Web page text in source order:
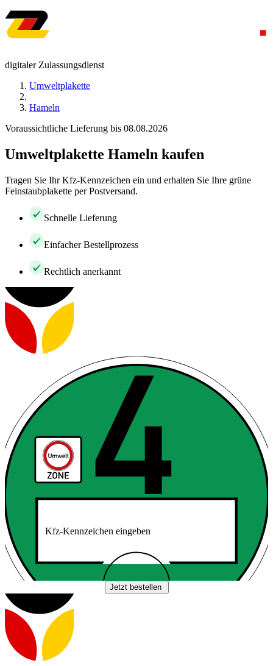
digitaler Zulassungsdienst
Umweltplakette
Hameln
Voraussichtliche Lieferung bis 08.08.2026
Umweltplakette Hameln kaufen
Tragen Sie Ihr Kfz-Kennzeichen ein und erhalten Sie Ihre grüne
Feinstaubplakette per Postversand.
Schnelle Lieferung
Einfacher Bestellprozess
Rechtlich anerkannt
Kfz-Kennzeichen eingeben
Jetzt bestellen